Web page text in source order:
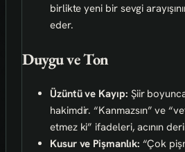
birlikte yeni bir sevgi
eder.
Duygu ve Ton
Üzüntü ve Kayıp: Şiir
hakimdir. “Kanmazsın” ve
etmez ki” ifadeleri, acının
Kusur ve Pişmanlık: “Çok